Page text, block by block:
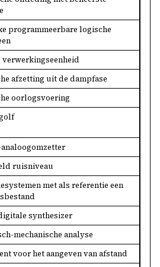
programmeerbare logische
verwerkingseenheid
afzetting uit de dampfase
oorlogsvoering
ruisniveau
met als referentie een
synthesizer
mechanische analyse
voor het aangeven van afstand